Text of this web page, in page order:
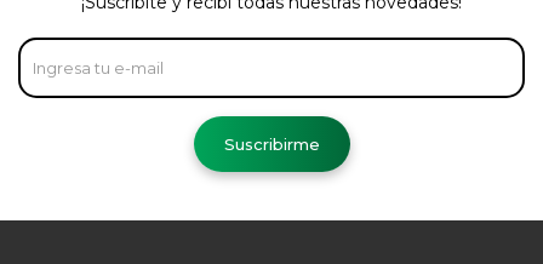
Suscribirme